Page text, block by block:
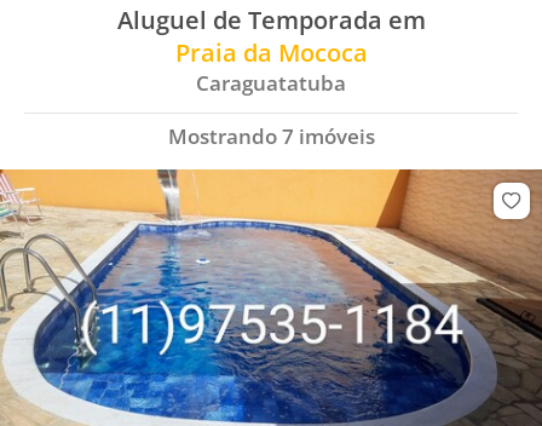
Aluguel de Temporada em
Praia da Mococa
Caraguatatuba
Mostrando7 imóveis